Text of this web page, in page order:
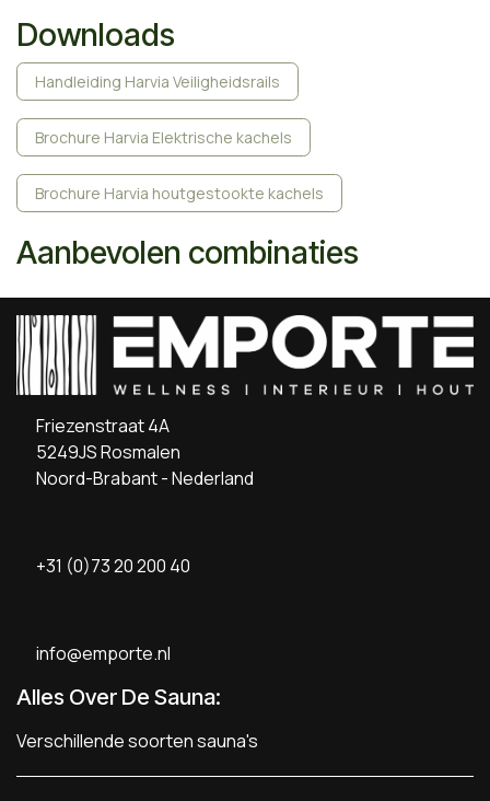
Downloads
Handleiding Harvia Veiligheidsrails
Brochure Harvia Elektrische kachels
Brochure Harvia houtgestookte kachels
Aanbevolen combinaties
Friezenstraat 4A
5249JS Rosmalen
Noord-Brabant - Nederland
+31 (0)73 20 200 40
info@emporte.nl
Alles Over De Sauna:
Verschillende soorten sauna's